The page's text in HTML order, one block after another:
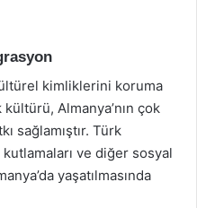
kimliklerini koruma
Almanya’nın çok
sağlamıştır. Türk
ve diğer sosyal
yaşatılmasında